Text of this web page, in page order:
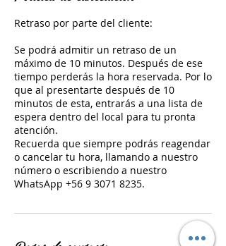
Retraso por parte del cliente:
Se podrá admitir un retraso de un
máximo de 10 minutos. Después de ese
tiempo perderás la hora reservada. Por lo
que al presentarte después de 10
minutos de esta, entrarás a una lista de
espera dentro del local para tu pronta
atención.
Recuerda que siempre podrás reagendar
o cancelar tu hora, llamando a nuestro
número o escribiendo a nuestro
WhatsApp +56 9 3071 8235.